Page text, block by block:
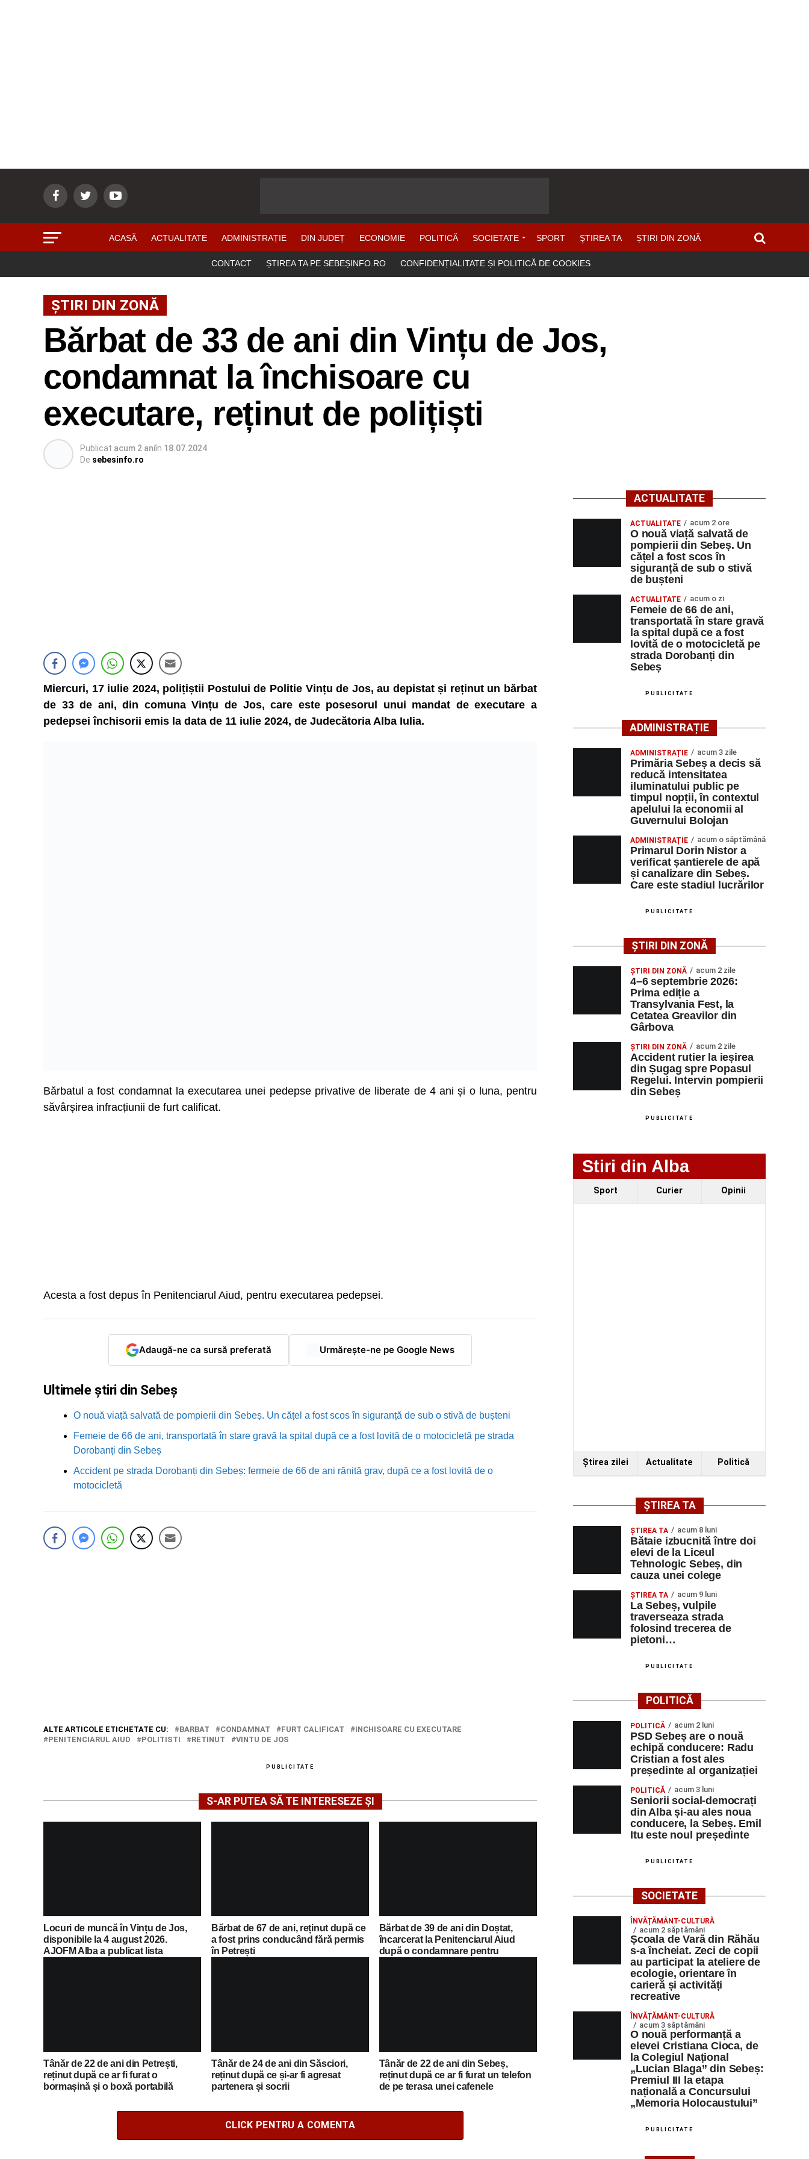
ACASĂ ACTUALITATE ADMINISTRAȚIE DIN JUDEȚ ECONOMIE POLITICĂ SOCIETATE SPORT ŞTIREA TA ȘTIRI DIN ZONĂ
CONTACT ȘTIREA TA PE SEBEȘINFO.RO CONFIDENȚIALITATE ȘI POLITICĂ DE COOKIES
ȘTIRI DIN ZONĂ
Bărbat de 33 de ani din Vințu de Jos,
condamnat la închisoare cu
executare, reținut de polițiști
Publicat acum 2 aniîn 18.07.2024
De sebesinfo.ro
Miercuri, 17 iulie 2024, polițiștii Postului de Politie Vințu de Jos, au depistat și reținut un bărbat
de 33 de ani, din comuna Vințu de Jos, care este posesorul unui mandat de executare a
pedepsei închisorii emis la data de 11 iulie 2024, de Judecătoria Alba Iulia.
Bărbatul a fost condamnat la executarea unei pedepse privative de liberate de 4 ani și o luna, pentru
săvârșirea infracțiunii de furt calificat.
Acesta a fost depus în Penitenciarul Aiud, pentru executarea pedepsei.
Adaugă-ne ca sursă preferată Urmărește-ne pe Google News
Ultimele știri din Sebeș
O nouă viață salvată de pompierii din Sebeș. Un cățel a fost scos în siguranță de sub o stivă de bușteni
Femeie de 66 de ani, transportată în stare gravă la spital după ce a fost lovită de o motocicletă pe strada
Dorobanți din Sebeș
Accident pe strada Dorobanți din Sebeș: fermeie de 66 de ani rănită grav, după ce a fost lovită de o
motocicletă
ALTE ARTICOLE ETICHETATE CU: BARBAT CONDAMNAT FURT CALIFICAT
INCHISOARE CU EXECUTARE
PENITENCIARUL AIUD
POLITISTI RETINUT VINTU DE JOS
PUBLICITATE
S-AR PUTEA SĂ TE INTERESEZE ȘI
Locuri de muncă în Vințu de Jos,
disponibile la 4 august 2026.
AJOFM Alba a publicat lista
Bărbat de 67 de ani, reținut după ce
a fost prins conducând fără permis
în Petrești
Bărbat de 39 de ani din Doștat,
încarcerat la Penitenciarul Aiud
după o condamnare pentru
Tânăr de 22 de ani din Petrești,
reținut după ce ar fi furat o
bormașină și o boxă portabilă
Tânăr de 24 de ani din Săsciori,
reținut după ce și-ar fi agresat
partenera și socrii
Tânăr de 22 de ani din Sebeș,
reținut după ce ar fi furat un telefon
de pe terasa unei cafenele
CLICK PENTRU A COMENTA
ACTUALITATE
ACTUALITATE acum 2 ore
O nouă viață salvată de
pompierii din Sebeș. Un
cățel a fost scos în
siguranță de sub o stivă
de bușteni
ACTUALITATE acum o zi
Femeie de 66 de ani,
transportată în stare gravă
la spital după ce a fost
lovită de o motocicletă pe
strada Dorobanți din
Sebeș
PUBLICITATE
ADMINISTRAȚIE
ADMINISTRAȚIE acum 3 zile
Primăria Sebeș a decis să
reducă intensitatea
iluminatului public pe
timpul nopții, în contextul
apelului la economii al
Guvernului Bolojan
ADMINISTRAȚIE acum o săptămână
Primarul Dorin Nistor a
verificat șantierele de apă
și canalizare din Sebeș.
Care este stadiul lucrărilor
PUBLICITATE
ȘTIRI DIN ZONĂ
ȘTIRI DIN ZONĂ acum 2 zile
4–6 septembrie 2026:
Prima ediție a
Transylvania Fest, la
Cetatea Greavilor din
Gârbova
ȘTIRI DIN ZONĂ acum 2 zile
Accident rutier la ieșirea
din Șugag spre Popasul
Regelui. Intervin pompierii
din Sebeș
PUBLICITATE
Stiri din Alba
Sport Curier Opinii
Ştirea zilei Actualitate Politică
ȘTIREA TA
ŞTIREA TA acum 8 luni
Bătaie izbucnită între doi
elevi de la Liceul
Tehnologic Sebeș, din
cauza unei colege
ŞTIREA TA acum 9 luni
La Sebeș, vulpile
traverseaza strada
folosind trecerea de
pietoni…
PUBLICITATE
POLITICĂ
POLITICĂ acum 2 luni
PSD Sebeș are o nouă
echipă conducere: Radu
Cristian a fost ales
președinte al organizației
POLITICĂ acum 3 luni
Seniorii social-democrați
din Alba și-au ales noua
conducere, la Sebeș. Emil
Itu este noul președinte
PUBLICITATE
SOCIETATE
ÎNVĂȚĂMÂNT-CULTURĂ
acum 2 săptămâni
Școala de Vară din Răhău
s-a încheiat. Zeci de copii
au participat la ateliere de
ecologie, orientare în
carieră și activități
recreative
ÎNVĂȚĂMÂNT-CULTURĂ
acum 3 săptămâni
O nouă performanță a
elevei Cristiana Cioca, de
la Colegiul Național
„Lucian Blaga” din Sebeș:
Premiul III la etapa
națională a Concursului
„Memoria Holocaustului”
PUBLICITATE